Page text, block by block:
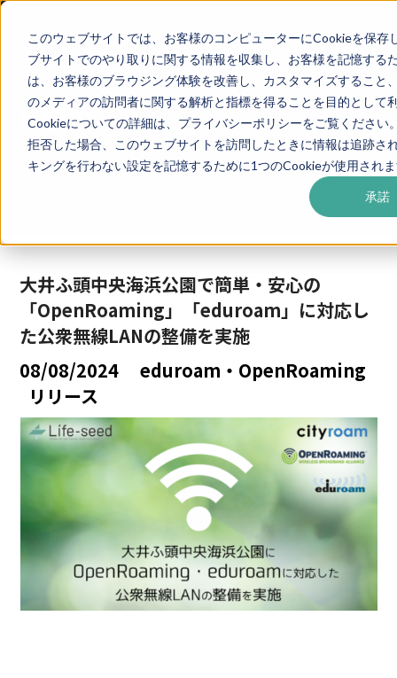
このウェブサイトでは、お客様のコンピューターにCookieを保存
ブサイトでのやり取りに関する情報を収集し、お客様を記憶する
は、お客様のブラウジング体験を改善し、カスタマイズすること
のメディアの訪問者に関する解析と指標を得ることを目的として
Cookieについての詳細は、プライバシーポリシーをご覧ください
拒否した場合、このウェブサイトを訪問したときに情報は追跡さ
キングを行わない設定を記憶するために1つのCookieが使用され
承諾
NEWS
大井ふ頭中央海浜公園で簡単・安心の
「OpenRoaming」「eduroam」に対応し
た公衆無線LANの整備を実施
08/08/2024
eduroam・OpenRoaming
リリース